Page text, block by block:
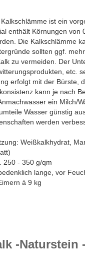
ist ein
enthält Körnungen von
Die Kalkschlämme
sollten ggf.
zu vermeiden. Der
etc.
erfolgt mit der Bürste,
kann je nach
ein Milch/
Wasser günstig
werden
Weißkalkhydrat,
250 - 350 g/qm
lange, vor
á 9 kg
-Naturstein